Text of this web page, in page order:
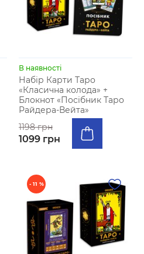
В наявності
Набір Карти Таро
«Класична колода» +
Блокнот «Посібник Таро
Райдера-Вейта»
1198 грн
1099 грн
- 11 %